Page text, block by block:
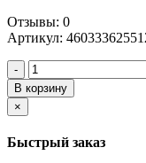
Отзывы: 0
Артикул:
-
В корзину
×
Быстрый заказ